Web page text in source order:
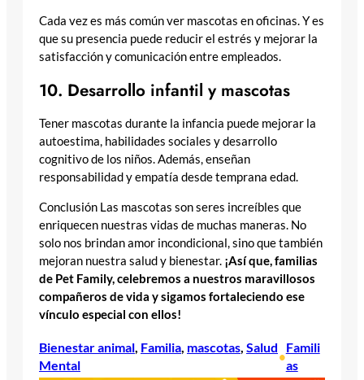
Cada vez es más común ver mascotas en oficinas. Y es
que su presencia puede reducir el estrés y mejorar la
satisfacción y comunicación entre empleados.
10. Desarrollo infantil y mascotas
Tener mascotas durante la infancia puede mejorar la
autoestima, habilidades sociales y desarrollo
cognitivo de los niños. Además, enseñan
responsabilidad y empatía desde temprana edad.
Conclusión Las mascotas son seres increíbles que
enriquecen nuestras vidas de muchas maneras. No
solo nos brindan amor incondicional, sino que también
mejoran nuestra salud y bienestar. ¡Así que, familias
de Pet Family, celebremos a nuestros maravillosos
compañeros de vida y sigamos fortaleciendo ese
vínculo especial con ellos!
Bienestar animal, Familia, mascotas, Salud
Mental
•
Famili
as